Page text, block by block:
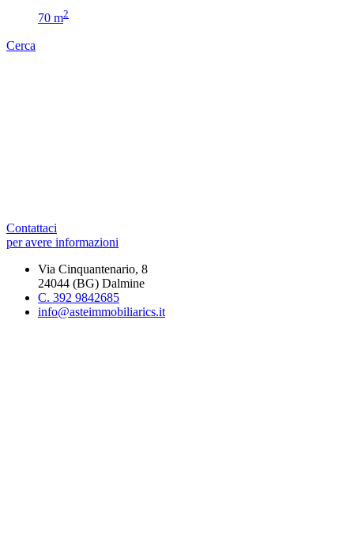
70 m2
Cerca
Contattaci
per avere informazioni
Via Cinquantenario, 8
24044 (BG) Dalmine
C. 392 9842685
info@asteimmobiliarics.it